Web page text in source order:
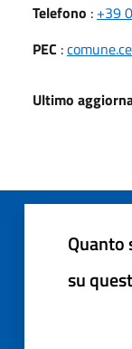
Telefono : +39
PEC :
Ultimo
Quanto
su